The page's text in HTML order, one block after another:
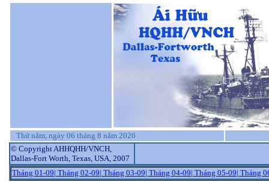
Thứ năm, ngày 06 tháng 8 năm 2026
© Copyright AHHQHH/VNCH,
Dallas-Fort Worth, Texas, USA, 2007
Tháng 01-09| Tháng 02-09| Tháng 03-09| Tháng 04-09| Tháng 05-09| Tháng